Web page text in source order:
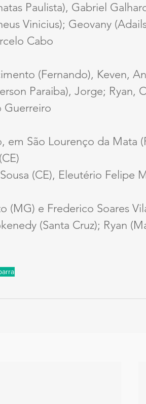
Paulista), Gabriel
Vinicius); Geovany
Cabo
(Fernando), Keven,
Paraiba), Jorge; Ryan,
Guerreiro
em São Lourenço da Mata
(CE), Eleutério Felipe
(MG) e Frederico Soares
(Santa Cruz); Ryan